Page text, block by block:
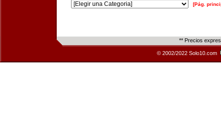
[Pág.
** Precios
© 2002/2022 Solo10.com